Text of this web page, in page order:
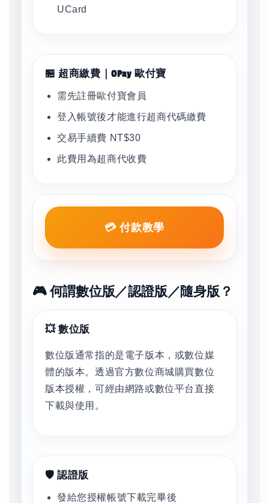
UCard
🏪 超商繳費｜OPay 歐付寶
需先註冊歐付寶會員
登入帳號後才能進行超商代碼繳費
交易手續費 NT$30
此費用為超商代收費
💳 付款教學
🎮 何謂數位版／認證版／隨身版？
💥 數位版
數位版通常指的是電子版本，或數位媒
體的版本。透過官方數位商城購買數位
版本授權，可經由網路或數位平台直接
下載與使用。
🛡️ 認證版
發給您授權帳號下載完畢後